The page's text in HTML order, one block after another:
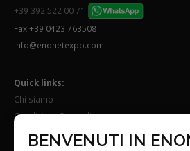
BENVENUTI IN
+39 392 522 00 71
Fax +39 0423 763508
info@enonetexpo.com
Quick links:
Chi siamo
Condizioni Generali
Lavora con noi